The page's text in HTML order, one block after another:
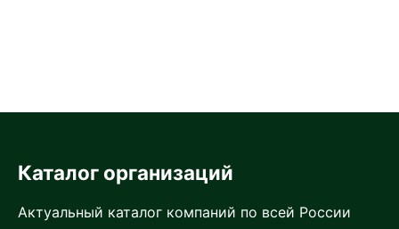
Каталог организаций
Актуальный каталог компаний по всей России